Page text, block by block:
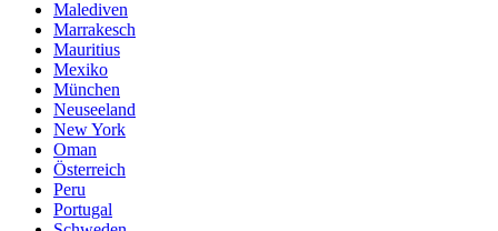
Malediven
Marrakesch
Mauritius
Mexiko
München
Neuseeland
New York
Oman
Österreich
Peru
Portugal